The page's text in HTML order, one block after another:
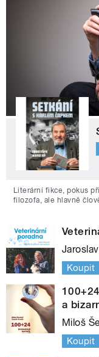
Literární fikce, pokus
filozofa, ale hlavně
Koupit
a
Miloš
Koupit